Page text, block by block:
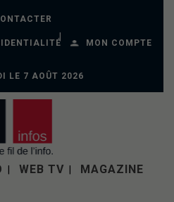
MON COMPTE
LE 7 AOÛT 2026
WEB TV MAGAZINE